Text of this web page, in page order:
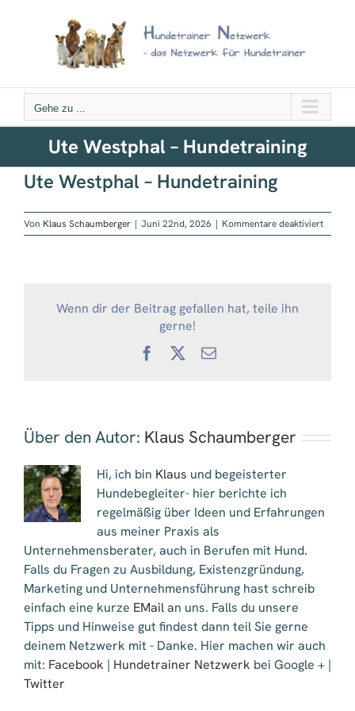
Gehe zu ...
Ute Westphal – Hundetraining
Ute Westphal – Hundetraining
Von Klaus Schaumberger | Juni 22nd, 2026 | Kommentare deaktiviertfür
Ute
Wenn dir der Beitrag gefallen hat, teile ihn
gerne!
Facebook
X
E-
Über den Autor: Klaus Schaumberger
Hi, ich bin Klaus und begeisterter
Hundebegleiter- hier berichte ich
regelmäßig über Ideen und Erfahrungen
aus meiner Praxis als
Unternehmensberater, auch in Berufen mit Hund.
Falls du Fragen zu Ausbildung, Existenzgründung,
Marketing und Unternehmensführung hast schreib
einfach eine kurze EMailan uns. Falls du unsere
Tipps und Hinweise gut findest dann teil Sie gerne
deinem Netzwerk mit - Danke. Hier machen wir auch
mit: Facebook | Hundetrainer Netzwerk bei Google + |
Twitter